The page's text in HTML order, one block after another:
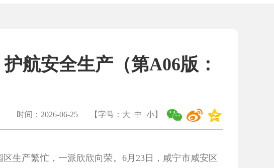
航安全生产（第A06版：
【字号： 大 中 小】
时间：2026-06-25
产繁忙，一派欣欣向荣。6月23日，咸宁市咸安区